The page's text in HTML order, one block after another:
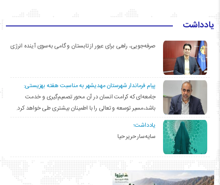
یادداشت
صرفه‌جویی، راهی برای عبور از تابستان و گامی به‌سوی آینده انرژی
پیام فرماندار شهرستان مهدیشهر به مناسبت هفته بهزیستی:
جامعه‌ای که کرامت انسان در آن محور تصمیم‌گیری و خدمت
باشد،مسیر توسعه و تعالی را با اطمینان بیشتری طی خواهد کرد.
یادداشت؛
سایه‌سار حریر حیا